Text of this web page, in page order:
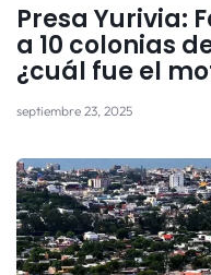
Presa Yurivia:
a 10 colonias
¿cuál fue el
septiembre 23, 2025